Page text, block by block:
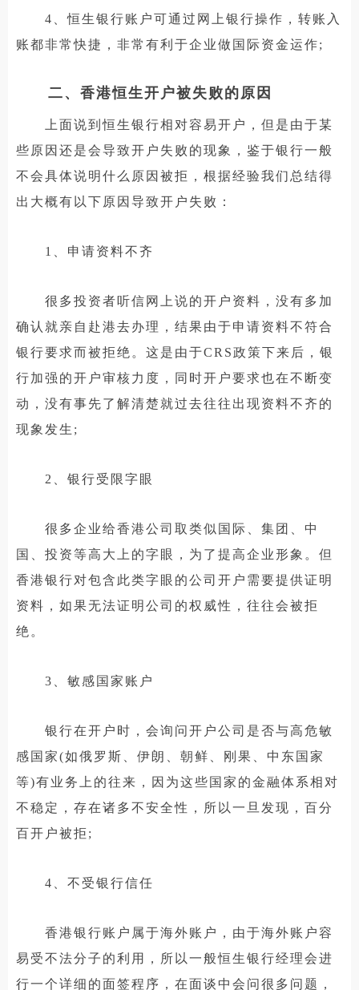
4、恒生银行账户可通过网上银行操作，转账入
账都非常快捷，非常有利于企业做国际资金运作;
二、香港恒生开户被失败的原因
上面说到恒生银行相对容易开户，但是由于某
些原因还是会导致开户失败的现象，鉴于银行一般
不会具体说明什么原因被拒，根据经验我们总结得
出大概有以下原因导致开户失败：
1、申请资料不齐
很多投资者听信网上说的开户资料，没有多加
确认就亲自赴港去办理，结果由于申请资料不符合
银行要求而被拒绝。这是由于CRS政策下来后，银
行加强的开户审核力度，同时开户要求也在不断变
动，没有事先了解清楚就过去往往出现资料不齐的
现象发生;
2、银行受限字眼
很多企业给香港公司取类似国际、集团、中
国、投资等高大上的字眼，为了提高企业形象。但
香港银行对包含此类字眼的公司开户需要提供证明
资料，如果无法证明公司的权威性，往往会被拒
绝。
3、敏感国家账户
银行在开户时，会询问开户公司是否与高危敏
感国家(如俄罗斯、伊朗、朝鲜、刚果、中东国家
等)有业务上的往来，因为这些国家的金融体系相对
不稳定，存在诸多不安全性，所以一旦发现，百分
百开户被拒;
4、不受银行信任
香港银行账户属于海外账户，由于海外账户容
易受不法分子的利用，所以一般恒生银行经理会进
行一个详细的面签程序，在面谈中会问很多问题，